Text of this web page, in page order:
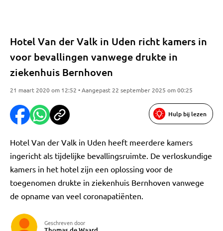
Hotel Van der Valk in Uden richt kamers in
voor bevallingen vanwege drukte in
ziekenhuis Bernhoven
21 maart 2020 om 12:52 • Aangepast 22 september 2025 om 00:25
Hulp bij lezen
Hotel Van der Valk in Uden heeft meerdere kamers
ingericht als tijdelijke bevallingsruimte. De verloskundige
kamers in het hotel zijn een oplossing voor de
toegenomen drukte in ziekenhuis Bernhoven vanwege
de opname van veel coronapatiënten.
Geschreven door